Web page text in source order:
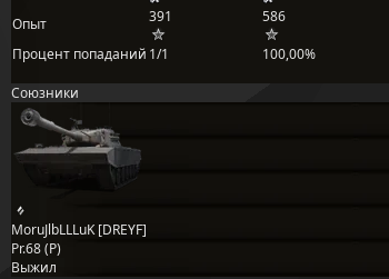
Опыт 391
586
Процент попаданий 1/1 100,00%
Союзники
MoruJlbLLLuK [DREYF]
Pr.68 (P)
Выжил